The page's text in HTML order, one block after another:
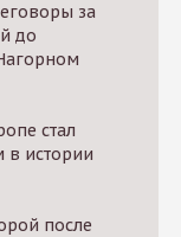
за
до
стал
истории
после